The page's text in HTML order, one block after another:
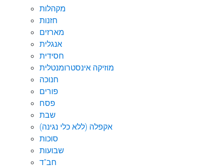
מקהלות
חזנות
מארזים
אנגלית
חסידית
מוזיקה אינסטרומנטלית
חנוכה
פורים
פסח
שבת
אקפלה (ללא כלי נגינה)
סוכות
שבועות
חב"ד